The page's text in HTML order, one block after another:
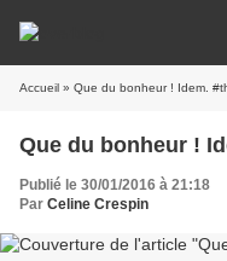
Accueil » Que du bonheur ! Idem.
Que du bonheur !
Publié le 30/01/2016 à 21:18
Par Celine Crespin